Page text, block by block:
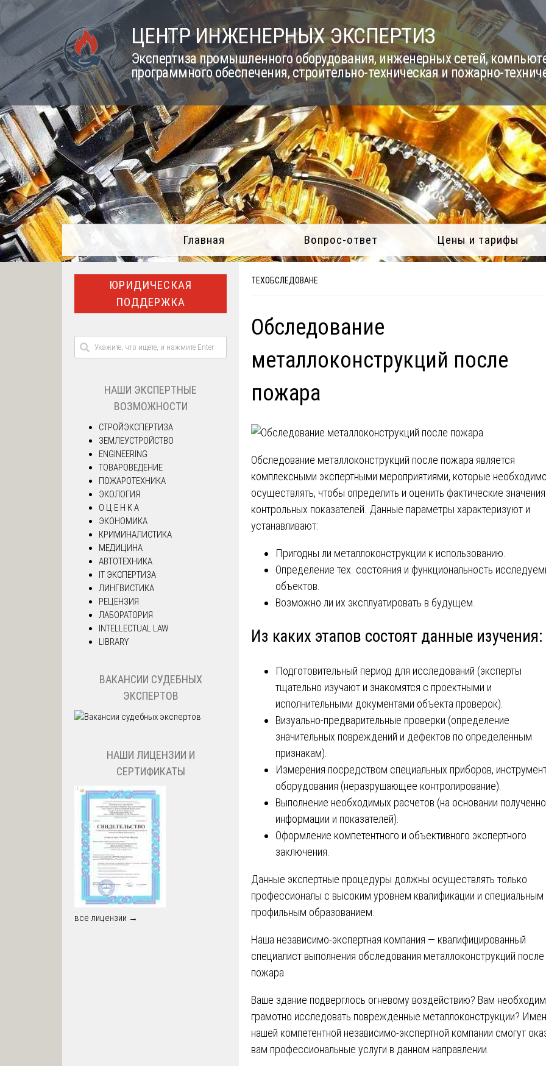
Skip
to
content
ЦЕНТР ИНЖЕНЕРНЫХ ЭКСПЕРТИЗ
Экспертиза промышленного оборудования, инженерных сетей,
программного обеспечения, строительно-техническая и пожарно-
Главная Вопрос-ответ Цены и тарифы
ТЕХОБСЛЕДОВАНЕ
Обследование
металлоконструкций после
пожара
Обследование металлоконструкций после пожара является
комплексными экспертными мероприятиями, которые
осуществлять, чтобы определить и оценить фактические значения
контрольных показателей. Данные параметры характеризуют и
устанавливают:
Пригодны ли металлоконструкции к использованию.
Определение тех. состояния и функциональность
объектов.
Возможно ли их эксплуатировать в будущем.
Из каких этапов состоят данные изучения:
Подготовительный период для исследований (эксперты
тщательно изучают и знакомятся с проектными и
исполнительными документами объекта проверок).
Визуально-предварительные проверки (определение
значительных повреждений и дефектов по определенным
признакам).
Измерения посредством специальных приборов,
оборудования (неразрушающее контролирование).
Выполнение необходимых расчетов (на основании
информации и показателей).
Оформление компетентного и объективного экспертного
заключения.
Данные экспертные процедуры должны осуществлять только
профессионалы с высоким уровнем квалификации и специальным
профильным образованием.
Наша независимо-экспертная компания ― квалифицированный
специалист выполнения обследования металлоконструкций после
пожара
Ваше здание подверглось огневому воздействию? Вам
грамотно исследовать поврежденные металлоконструкции?
нашей компетентной независимо-экспертной компании смогут
вам профессиональные услуги в данном направлении.
ЮРИДИЧЕСКАЯ
ПОДДЕРЖКА
НАШИ ЭКСПЕРТНЫЕ
ВОЗМОЖНОСТИ
СТРОЙЭКСПЕРТИЗА
ЗЕМЛЕУСТРОЙСТВО
ENGINEERING
ТОВАРОВЕДЕНИЕ
ПОЖАРОТЕХНИКА
ЭКОЛОГИЯ
О Ц Е Н К А
ЭКОНОМИКА
КРИМИНАЛИСТИКА
МЕДИЦИНА
АВТОТЕХНИКА
IT ЭКСПЕРТИЗА
ЛИНГВИСТИКА
РЕЦЕНЗИЯ
ЛАБОРАТОРИЯ
INTELLECTUAL LAW
LIBRARY
ВАКАНСИИ СУДЕБНЫХ
ЭКСПЕРТОВ
НАШИ ЛИЦЕНЗИИ И
СЕРТИФИКАТЫ
все лицензии →